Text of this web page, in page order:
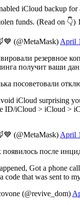
iCloud backup
funds. (Read on 👇)
(@MetaMask) April
резервное
получит ваши
посоветовали
iCloud surprising
ID/iCloud > iCloud >
(@MetaMask) April
появилось после
Got a phone
code that was sent to
(@revive_dom)